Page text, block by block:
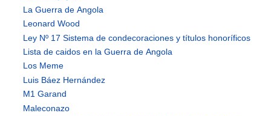
La Guerra de Angola
Leonard Wood
Ley Nº 17 Sistema de condecoraciones y títulos honoríficos
Lista de caidos en la Guerra de Angola
Los Meme
Luis Báez Hernández
M1 Garand
Maleconazo